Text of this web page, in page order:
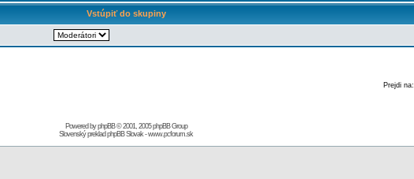
Vstúpiť do skupiny
Prejdi na:
Powered byphpBB© 2001, 2005 phpBB Group
Slovenský preklad phpBB Slovak-www.pcforum.sk